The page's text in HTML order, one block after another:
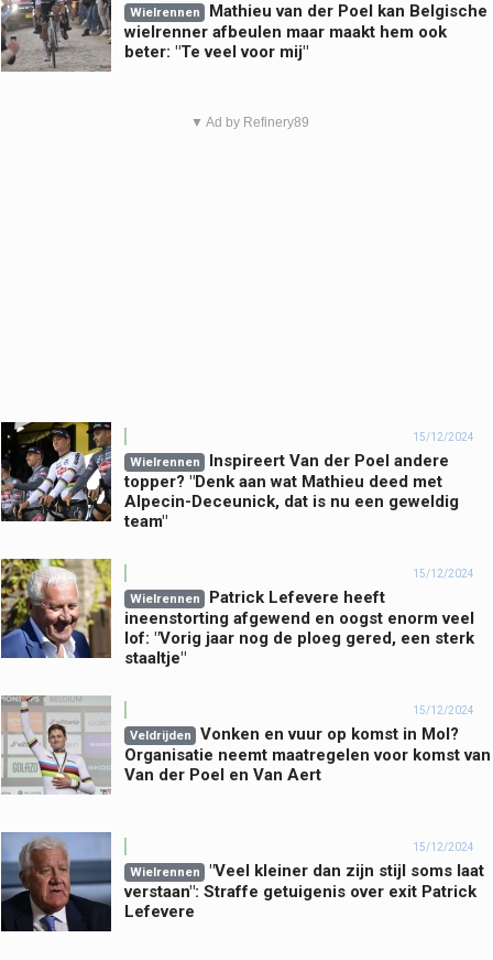
Wielrennen
Mathieu van der Poel kan Belgische
wielrenner afbeulen maar maakt hem ook
beter: "Te veel voor mij"
▼ Ad by Refinery89
15/12/2024
Wielrennen
Inspireert Van der Poel andere
topper? "Denk aan wat Mathieu deed met
Alpecin-Deceunick, dat is nu een geweldig
team"
15/12/2024
Wielrennen
Patrick Lefevere heeft
ineenstorting afgewend en oogst enorm veel
lof: "Vorig jaar nog de ploeg gered, een sterk
staaltje"
15/12/2024
Veldrijden
Vonken en vuur op komst in Mol?
Organisatie neemt maatregelen voor komst van
Van der Poel en Van Aert
15/12/2024
Wielrennen
"Veel kleiner dan zijn stijl soms laat
verstaan": Straffe getuigenis over exit Patrick
Lefevere